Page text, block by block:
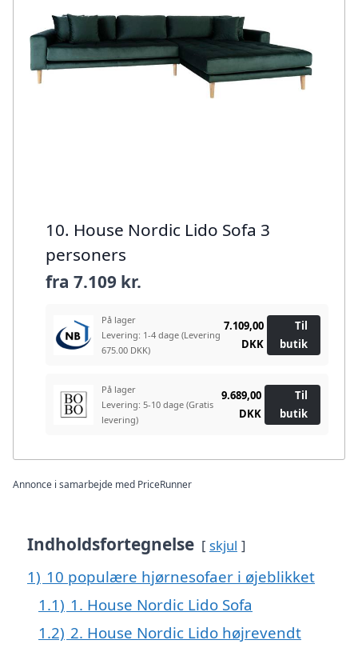
10. House Nordic Lido Sofa 3
personers
fra 7.109 kr.
På lager
Levering: 1-4 dage (Levering
675.00 DKK)
7.109,00
DKK
Til
butik
På lager
Levering: 5-10 dage (Gratis
levering)
9.689,00
DKK
Til
butik
Annonce i samarbejde med PriceRunner
Indholdsfortegnelse skjul
1) 10 populære hjørnesofaer i øjeblikket
1.1) 1. House Nordic Lido Sofa
1.2) 2. House Nordic Lido højrevendt